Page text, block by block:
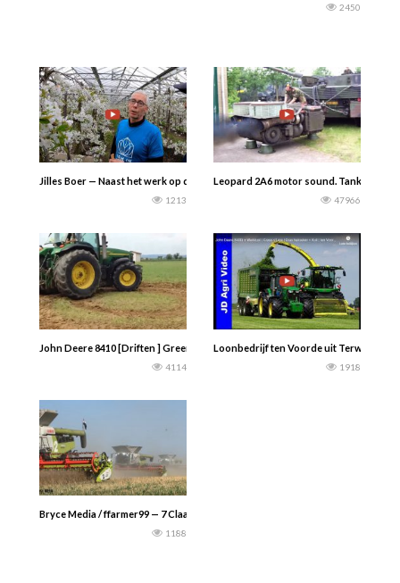
2450
Jilles Boer — Naast het werk op de boerderij op bezoek bij tuinders…. In het
1213
Leopard 2A6 motor sound. Tank engine
47966
John Deere 8410 [Driften ] Green-Power
4114
Loonbedrijf ten Voorde uit Terwolde.
1918
Bryce Media / ffarmer99 — 7 Claas Lexion 8700 en 8600 maaidorsers aan het
1188